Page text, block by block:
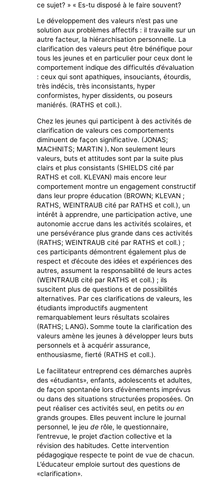
ce sujet? » « Es-tu disposé à le faire souvent?
Le développement des valeurs n’est pas une
solution aux problèmes affectifs : il travaille sur un
autre facteur, la hiérarchisation personnelle. La
clarification des valeurs peut être bénéfique pour
tous les jeunes et en particulier pour ceux dont le
comportement indique des difficultés d’évaluation
: ceux qui sont apathiques, insouciants, étourdis,
très indécis, très inconsistants, hyper
conformistes, hyper dissidents, ou poseurs
maniérés. (RATHS et coll.).
Chez les jeunes qui participent à des activités de
clarification de valeurs ces comportements
diminuent de façon significative. (JONAS;
MACHNITS; MARTIN ). Non seulement leurs
valeurs, buts et attitudes sont par la suite plus
clairs et plus consistants (SHIELDS cité par
RATHS et coll. KLEVAN) mais encore leur
comportement montre un engagement constructif
dans leur propre éducation (BROWN; KLEVAN ;
RATHS, WEINTRAUB cité par RATHS et coll.), un
intérêt à apprendre, une participation active, une
autonomie accrue dans les activités scolaires, et
une persévérance plus grande dans ces activités
(RATHS; WEINTRAUB cité par RATHS et coll.) ;
ces participants démontrent également plus de
respect et d’écoute des idées et expériences des
autres, assument la responsabilité de leurs actes
(WEINTRAUB cité par RATHS et coll.) ; ils
suscitent plus de questions et de possibilités
alternatives. Par ces clarifications de valeurs, les
étudiants improductifs augmentent
remarquablement leurs résultats scolaires
(RATHS; LANG). Somme toute la clarification des
valeurs amène les jeunes à développer leurs buts
personnels et à acquérir assurance,
enthousiasme, fierté (RATHS et coll.).
Le facilitateur entreprend ces démarches auprès
des «étudiants», enfants, adolescents et adultes,
de façon spontanée lors d’évènements imprévus
ou dans des situations structurées proposées. On
peut réaliser ces activités seul, en petitsou en
grands groupes. Elles peuvent inclure le journal
personnel, le jeude rôle, le questionnaire,
l’entrevue, le projet d’action collective et la
révision des habitudes. Cette intervention
pédagogique respecte te point de vue de chacun.
L’éducateur emploie surtout des questions de
«clarification».